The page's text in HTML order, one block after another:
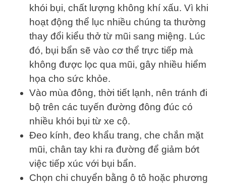
khói bụi, chất lượng không khí xấu. Vì khi
hoạt động thể lục nhiều chúng ta thường
thay đổi kiểu thở từ mũi sang miệng. Lúc
đó, bụi bẩn sẽ vào cơ thể trực tiếp mà
không được lọc qua mũi, gây nhiều hiểm
họa cho sức khỏe.
Vào mùa đông, thời tiết lạnh, nên tránh đi
bộ trên các tuyến đường đông đúc có
nhiều khói bụi từ xe cộ.
Đeo kính, đeo khẩu trang, che chắn mặt
mũi, chân tay khi ra đường để giảm bớt
việc tiếp xúc với bụi bẩn.
Chọn chi chuyển bằng ô tô hoặc phương